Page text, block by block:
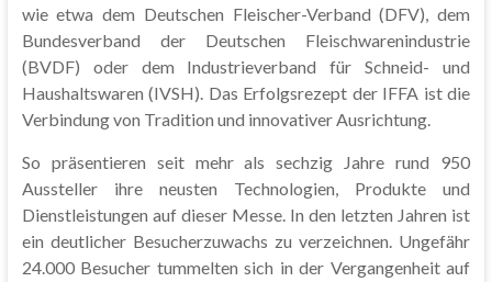
wie etwa dem Deutschen Fleischer-Verband (DFV), dem
Bundesverband der Deutschen Fleischwarenindustrie
(BVDF) oder dem Industrieverband für Schneid- und
Haushaltswaren (IVSH). Das Erfolgsrezept der IFFA ist die
Verbindung von Tradition und innovativer Ausrichtung.
So präsentieren seit mehr als sechzig Jahre rund 950
Aussteller ihre neusten Technologien, Produkte und
Dienstleistungen auf dieser Messe. In den letzten Jahren ist
ein deutlicher Besucherzuwachs zu verzeichnen. Ungefähr
24.000 Besucher tummelten sich in der Vergangenheit auf